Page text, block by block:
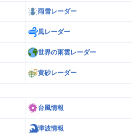
雨雪レーダー
風レーダー
世界の雨雲レーダー
黄砂レーダー
台風情報
津波情報